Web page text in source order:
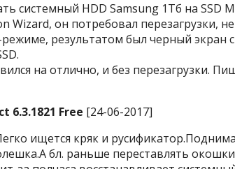
системный HDD Samsung 1Тб на SSD
Wizard, он потребовал перезагрузки,
результатом был черный экран
на отлично, и без перезагрузки.
6.3.1821 Free [24-06-2017]
ищется кряк и
бл. раньше переставлять